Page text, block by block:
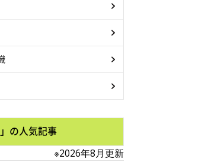
の人気記事
※2026年8月更新